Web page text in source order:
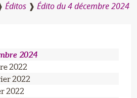
Éditos Édito du 4 décembre 2024
2024
2022
2022
2022